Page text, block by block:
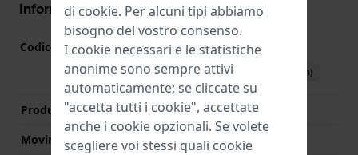
Informazioni del movimento
Codice Movimento VX9N(Vedi specifiche
Scarica il manuale (English)
Produttore Movimento
Seiko Instruments Inc.
Movimento svizzero
No
di cookie. Per alcuni tipi abbiamo
bisogno del vostro consenso.
I cookie necessari e le statistiche
anonime sono sempre attivi
automaticamente; se cliccate su
"accetta tutti i cookie", accettate
anche i cookie opzionali. Se volete
scegliere voi stessi quali cookie